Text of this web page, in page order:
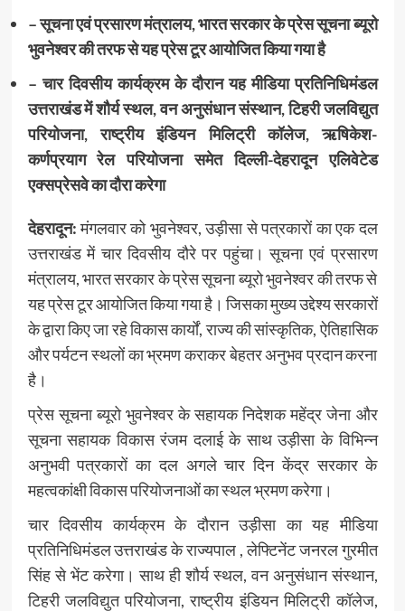
– सूचना एवं प्रसारण मंत्रालय, भारत सरकार के प्रेस सूचना ब्यूरो
भुवनेश्वर की तरफ से यह प्रेस टूर आयोजित किया गया है
– चार दिवसीय कार्यक्रम के दौरान यह मीडिया प्रतिनिधिमंडल
उत्तराखंड में शौर्य स्थल, वन अनुसंधान संस्थान, टिहरी जलविद्युत
परियोजना, राष्ट्रीय इंडियन मिलिट्री कॉलेज, ऋषिकेश-
कर्णप्रयाग रेल परियोजना समेत दिल्ली-देहरादून एलिवेटेड
एक्सप्रेसवे का दौरा करेगा
देहरादून:मंगलवार को भुवनेश्वर, उड़ीसा से पत्रकारों का एक दल
उत्तराखंड में चार दिवसीय दौरे पर पहुंचा। सूचना एवं प्रसारण
मंत्रालय, भारत सरकार के प्रेस सूचना ब्यूरो भुवनेश्वर की तरफ से
यह प्रेस टूर आयोजित किया गया है। जिसका मुख्य उद्देश्य सरकारों
के द्वारा किए जा रहे विकास कार्यों, राज्य की सांस्कृतिक, ऐतिहासिक
और पर्यटन स्थलों का भ्रमण कराकर बेहतर अनुभव प्रदान करना
है।
प्रेस सूचना ब्यूरो भुवनेश्वर के सहायक निदेशक महेंद्र जेना और
सूचना सहायक विकास रंजम दलाई के साथ उड़ीसा के विभिन्न
अनुभवी पत्रकारों का दल अगले चार दिन केंद्र सरकार के
महत्वकांक्षी विकास परियोजनाओं का स्थल भ्रमण करेगा।
चार दिवसीय कार्यक्रम के दौरान उड़ीसा का यह मीडिया
प्रतिनिधिमंडल उत्तराखंड के राज्यपाल , लेफ्टिनेंट जनरल गुरमीत
सिंह से भेंट करेगा। साथ ही शौर्य स्थल, वन अनुसंधान संस्थान,
टिहरी जलविद्युत परियोजना, राष्ट्रीय इंडियन मिलिट्री कॉलेज,